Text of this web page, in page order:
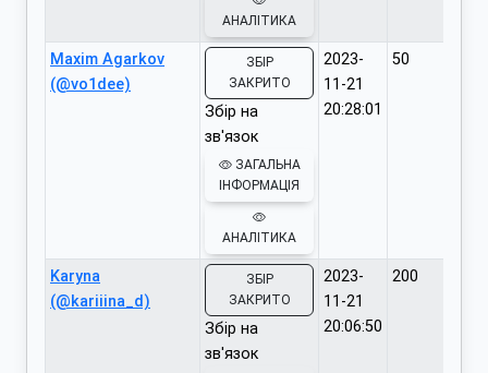
АНАЛІТИКА
Maxim Agarkov
(@vo1dee)
ЗБІР
ЗАКРИТО
Збір на
зв'язок
ЗАГАЛЬНА
ІНФОРМАЦІЯ
АНАЛІТИКА
2023-
11-21
20:28:01
50
Karyna
(@kariiina_d)
ЗБІР
ЗАКРИТО
Збір на
зв'язок
2023-
11-21
20:06:50
200